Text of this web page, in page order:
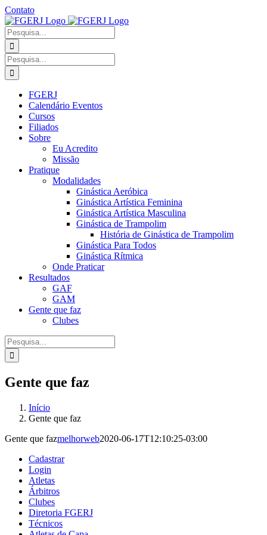
Ir
para
o
conteúdo
Contato
Facebook
Instagram
YouTube
Facebook
Grupo
Procurar
por:
Procurar
por:
FGERJ
Calendário Eventos
Cursos
Filiados
Sobre
Eu Acredito
Missão
Pratique
Modalidades
Ginástica Aeróbica
Ginástica Artística Feminina
Ginástica Artística Masculina
Ginástica de Trampolim
História de Ginástica de Trampolim
Ginástica Para Todos
Ginástica Rítmica
Onde Praticar
Resultados
GAF
GAM
Gente que faz
Clubes
Procurar
por:
Gente que faz
Início
Gente que faz
Gente que fazmelhorweb2020-06-17T12:10:25-03:00
Cadastrar
Login
Atletas
Árbitros
Clubes
Diretoria FGERJ
Técnicos